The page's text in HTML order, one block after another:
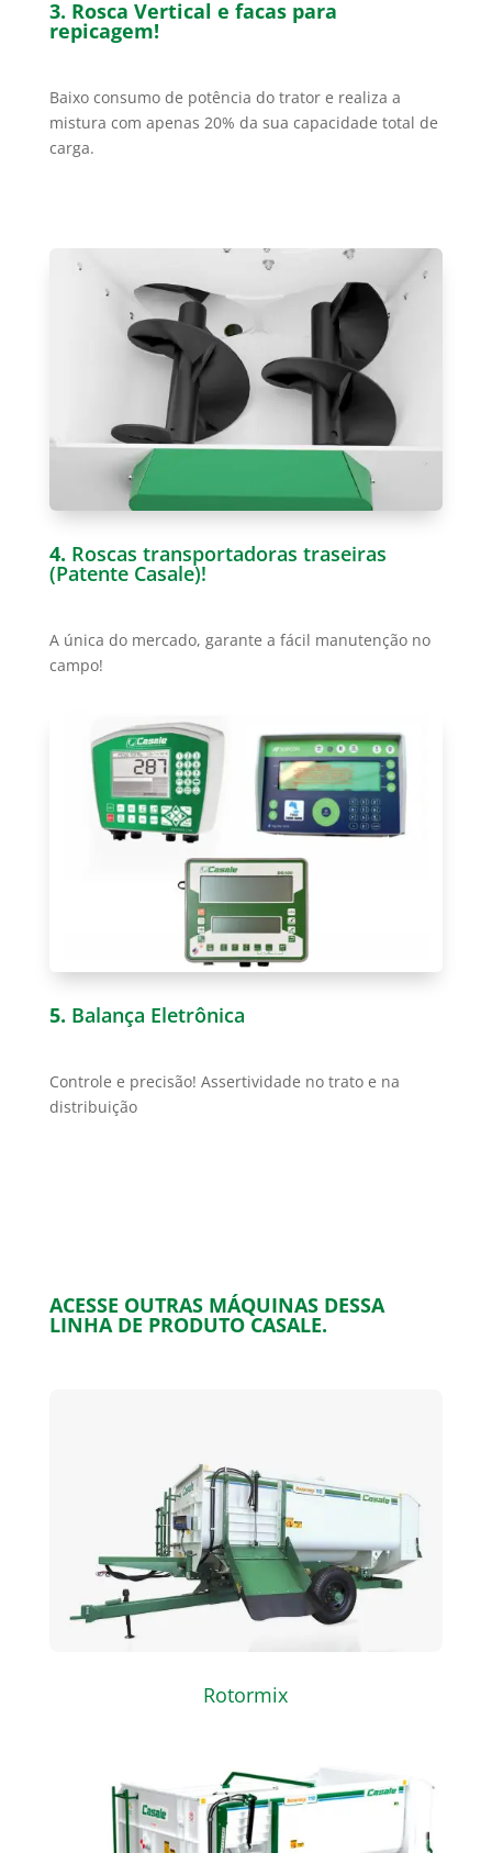
3. Rosca Vertical e facas para
repicagem!
Baixo consumo de potência do trator e realiza a
mistura com apenas 20% da sua capacidade total de
carga.
4. Roscas transportadoras traseiras
(Patente Casale)!
A única do mercado, garante a fácil manutenção no
campo!
5. Balança Eletrônica
Controle e precisão! Assertividade no trato e na
distribuição
ACESSE OUTRAS MÁQUINAS DESSA
LINHA DE PRODUTO CASALE.
Rotormix